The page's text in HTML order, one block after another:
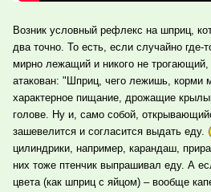
Возник условный рефлекс на шприц,
два точно. То есть, если случайно где-
мирно лежащий и никого не трогающий,
атакован: "Шприц, чего лежишь, корми
характерное пищание, дрожащие
голове. Ну и, само собой,
зашевелится и согласится выдать еду.
цилиндрики, например, карандаш,
них тоже птенчик выпрашивал еду. А
цвета (как шприц с яйцом) – вообще